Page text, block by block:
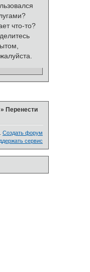
что-то?
» Перенести
Создать форум
сервис